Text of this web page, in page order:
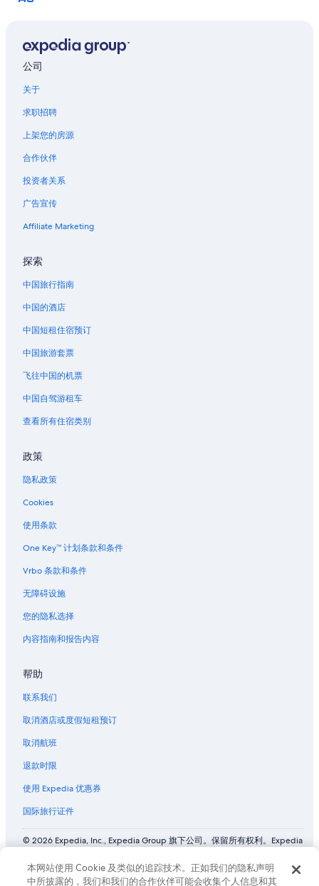
埃尔多拉多温泉的公寓式酒店
莫里森的木屋
峡谷赌场附近的酒店
位于埃尔多拉的滑雪酒店
位于埃弗格林中北部的经济型酒店
基特里奇的酒店
科罗拉多的木屋
科罗拉多的公寓式酒店
位于科罗拉多的滑雪酒店
科罗拉多的酒店
科罗拉多的农场
科罗拉多的度假村
位于尼德兰的绿色环保酒店
尼德兰的度假村
温特帕克滑雪度假村 Amtrak 站的公寓式酒店
红石露天音乐厅附近的酒店
位于戈尔登的Caesars Entertainment酒店
位于戈尔登的La Quinta Inn & Suites酒店
戈尔登的酒店
回音山公园附近的酒店
公司
关于
求职招聘
上架您的房源
合作伙伴
投资者关系
广告宣传
Affiliate Marketing
探索
中国旅行指南
中国的酒店
中国短租住宿预订
中国旅游套票
飞往中国的机票
中国自驾游租车
查看所有住宿类别
政策
隐私政策
Cookies
使用条款
One Key™ 计划条款和条件
Vrbo 条款和条件
无障碍设施
您的隐私选择
内容指南和报告内容
帮助
联系我们
取消酒店或度假短租预订
取消航班
退款时限
使用 Expedia 优惠券
国际旅行证件
© 2026 Expedia, Inc., Expedia Group 旗下公司。保留所有权利。Expedia
标。 CST# 2029030-50.
本网站使用 Cookie 及类似的追踪技术。正如我们的隐私声明
中所披露的，我们和我们的合作伙伴可能会收集个人信息和其